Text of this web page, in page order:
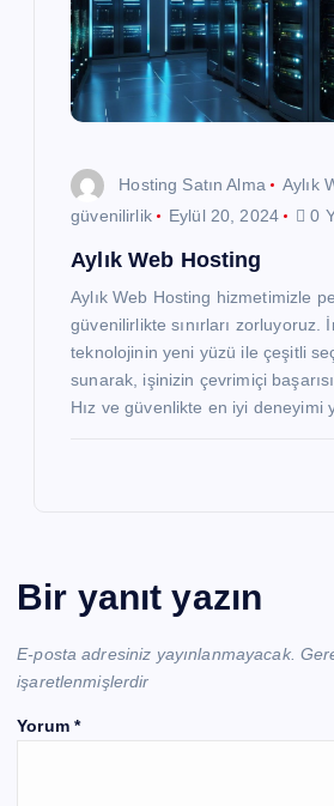
Hosting Satın Alma
Aylık
güvenilirlik
Eylül 20, 2024 0
Aylık Web Hosting
Aylık Web Hosting hizmetimizle
güvenilirlikte sınırları zorluyoruz.
teknolojinin yeni yüzü ile çeşitli
sunarak, işinizin çevrimiçi
Hız ve güvenlikte en iyi deneyimi
Bir yanıt yazın
E-posta adresiniz yayınlanmayacak.
işaretlenmişlerdir
Yorum *